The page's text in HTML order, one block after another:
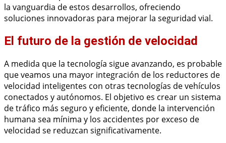
la vanguardia de estos desarrollos, ofreciendo
soluciones innovadoras para mejorar la seguridad vial.
El futuro de la gestión de velocidad
A medida que la tecnología sigue avanzando, es probable
que veamos una mayor integración de los reductores de
velocidad inteligentes con otras tecnologías de vehículos
conectados y autónomos. El objetivo es crear un sistema
de tráfico más seguro y eficiente, donde la intervención
humana sea mínima y los accidentes por exceso de
velocidad se reduzcan significativamente.